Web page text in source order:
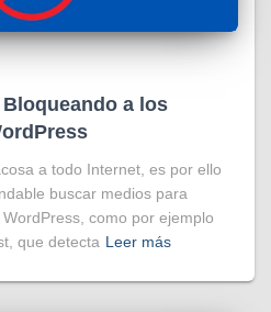
a los
a todo Internet, es por ello
buscar medios para
como por ejemplo
que detecta Leer más